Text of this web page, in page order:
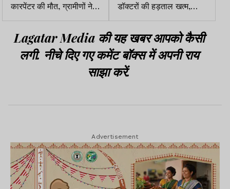
कारपेंटर की मौत, ग्रामीणों ने
एनएच-57 किया जाम
डॉक्टरों की हड़ताल खत्म,
सरकार से लिखित समझौते के
बाद सेवाएं बहाल
Lagatar Media की यह खबर आपको कैसी
लगी. नीचे दिए गए कमेंट बॉक्स में अपनी राय
साझा करें.
Advertisement